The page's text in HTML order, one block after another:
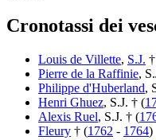
Cronotassi dei
Louis de Villette, S.J.
Pierre de la Raffinie,
Philippe d'Huberland,
Henri Ghuez, S.J. † (
Alexis Ruel, S.J. † (
Fleury † (1762 - 1764)